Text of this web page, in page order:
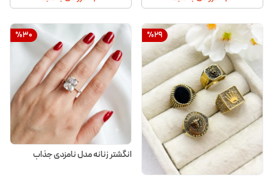
%29
%30
انگشتر زنانه مدل نامزدی جذاب